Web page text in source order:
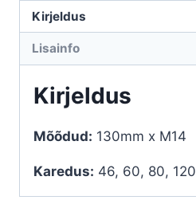
Kirjeldus
Lisainfo
Kirjeldus
Mõõdud: 130mm x M14
Karedus: 46, 60, 80, 120